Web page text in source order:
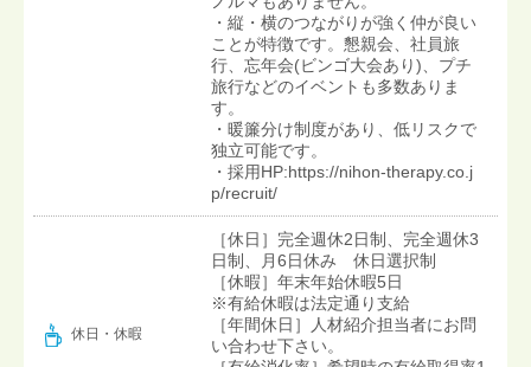
・縦・横のつながりが強く仲が良い
ことが特徴です。懇親会、社員旅
行、忘年会(ビンゴ大会あり)、プチ
旅行などのイベントも多数ありま
す。
・暖簾分け制度があり、低リスクで
独立可能です。
・採用HP:https://nihon-therapy.co.j
p/recruit/
休日・休暇
［休日］完全週休2日制、完全週休3
日制、月6日休み 休日選択制
［休暇］年末年始休暇5日
※有給休暇は法定通り支給
［年間休日］人材紹介担当者にお問
い合わせ下さい。